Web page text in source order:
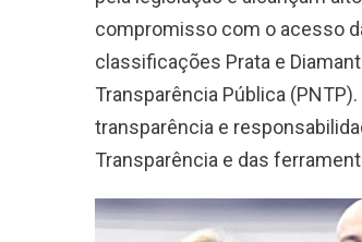
compromisso com o acesso
classificações Prata e
Transparência Pública
transparência e
Transparência e das